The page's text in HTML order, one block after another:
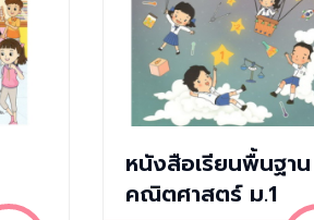
หนังสือเรียนพื้นฐาน
คณิตศาสตร์ ม.1